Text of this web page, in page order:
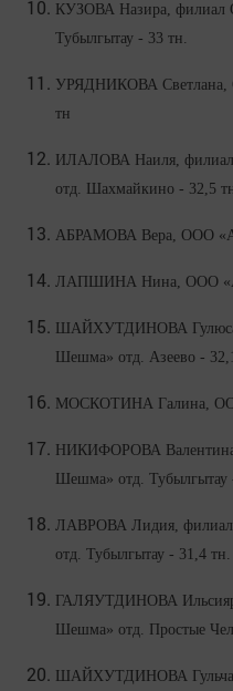
КУЗОВА Назира, филиал
Тубылгытау - 33 тн.
УРЯДНИКОВА Светлана,
тн
ИЛАЛОВА Наиля,
отд. Шахмайкино - 32,5
АБРАМОВА Вера, ООО
ЛАПШИНА Нина, ООО
ШАЙХУТДИНОВА
Шешма» отд. Азеево -
МОСКОТИНА Галина,
НИКИФОРОВА
Шешма» отд. Тубылгытау
ЛАВРОВА Лидия,
отд. Тубылгытау - 31,4 тн.
ГАЛЯУТДИНОВА
Шешма» отд. Простые
ШАЙХУТДИНОВА